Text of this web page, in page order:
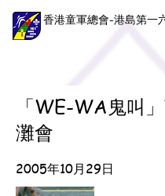
香港童軍總會-港島第一
「WE-WA鬼叫
灘會
2005年10月29日